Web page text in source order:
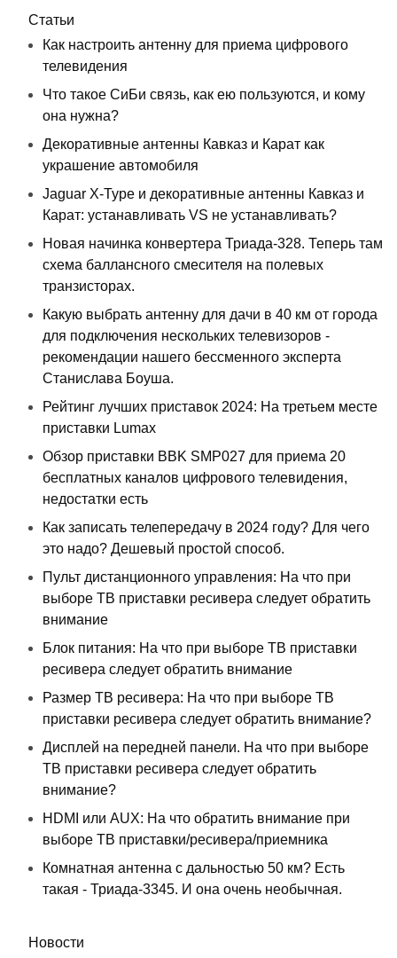
Статьи
Как настроить антенну для приема цифрового
телевидения
Что такое СиБи связь, как ею пользуются, и кому
она нужна?
Декоративные антенны Кавказ и Карат как
украшение автомобиля
Jaguar X-Type и декоративные антенны Кавказ и
Карат: устанавливать VS не устанавливать?
Новая начинка конвертера Триада-328. Теперь там
схема баллансного смесителя на полевых
транзисторах.
Какую выбрать антенну для дачи в 40 км от города
для подключения нескольких телевизоров -
рекомендации нашего бессменного эксперта
Станислава Боуша.
Рейтинг лучших приставок 2024: На третьем месте
приставки Lumax
Обзор приставки BBK SMP027 для приема 20
бесплатных каналов цифрового телевидения,
недостатки есть
Как записать телепередачу в 2024 году? Для чего
это надо? Дешевый простой способ.
Пульт дистанционного управления: На что при
выборе ТВ приставки ресивера следует обратить
внимание
Блок питания: На что при выборе ТВ приставки
ресивера следует обратить внимание
Размер ТВ ресивера: На что при выборе ТВ
приставки ресивера следует обратить внимание?
Дисплей на передней панели. На что при выборе
ТВ приставки ресивера следует обратить
внимание?
HDMI или AUX: На что обратить внимание при
выборе ТВ приставки/ресивера/приемника
Комнатная антенна с дальностью 50 км? Есть
такая - Триада-3345. И она очень необычная.
Новости